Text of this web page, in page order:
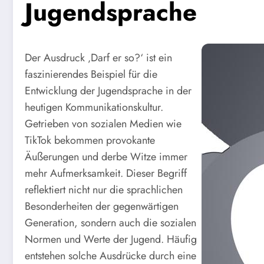
Jugendsprache
Der Ausdruck ‚Darf er so?‘ ist ein
faszinierendes Beispiel für die
Entwicklung der Jugendsprache in der
heutigen Kommunikationskultur.
Getrieben von sozialen Medien wie
TikTok bekommen provokante
Äußerungen und derbe Witze immer
mehr Aufmerksamkeit. Dieser Begriff
reflektiert nicht nur die sprachlichen
Besonderheiten der gegenwärtigen
Generation, sondern auch die sozialen
Normen und Werte der Jugend. Häufig
entstehen solche Ausdrücke durch eine